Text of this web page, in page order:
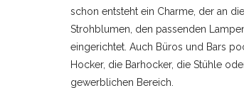
schon entsteht ein Charme, der an
Strohblumen, den passenden
eingerichtet. Auch Büros und Bars
Hocker, die Barhocker, die Stühle
gewerblichen Bereich.